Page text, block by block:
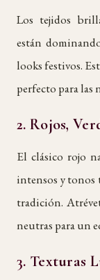
Los tejidos
están
looks festivos.
perfecto para las
2. Rojos,
El clásico rojo
intensos y tonos
tradición.
neutras para un
3. Texturas